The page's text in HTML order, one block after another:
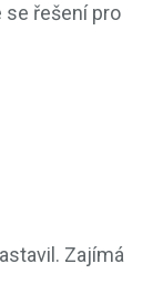
se řešení pro
Zajímá